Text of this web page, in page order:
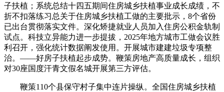
子扶植；系统总结十四五期间住房城乡扶植事业成长成绩，不
折不扣落练习总关于住房城乡扶植工做的主要批示，8个省份
已出台贯彻落实文件。深化矫捷就业人员加入住房公积金轨制
试点。科技立异能力进一步提拔，2025年地方城市工做会议胜
利召开，强化统计数据阐发使用。开展城市建建垃圾专项整
治。——好房子扶植起步成势。鞭策房地产高质量成长，组织
对30座国度汗青文假名城开展第三方评估。
鞭策110个县保守村子集中连片操纵。全国住房城乡扶植